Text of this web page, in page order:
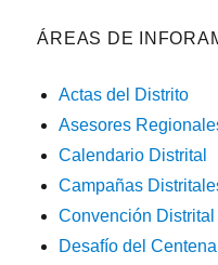
ÁREAS DE
Actas del Distrito
Asesores
Calendario Distrital
Campañas
Convención Distrital
Desafío del